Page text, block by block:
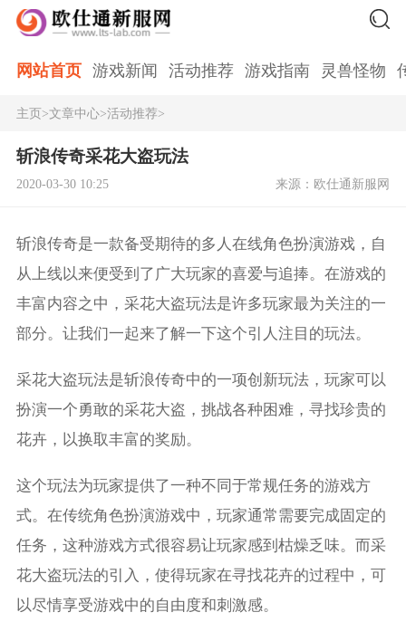
网站首页 游戏新闻 活动推荐 游戏指南 灵兽怪物
主页>文章中心>活动推荐>
斩浪传奇采花大盗玩法
2020-03-30 10:25 来源：欧仕通新服网
斩浪传奇是一款备受期待的多人在线角色扮演游戏，自
从上线以来便受到了广大玩家的喜爱与追捧。在游戏的
丰富内容之中，采花大盗玩法是许多玩家最为关注的一
部分。让我们一起来了解一下这个引人注目的玩法。
采花大盗玩法是斩浪传奇中的一项创新玩法，玩家可以
扮演一个勇敢的采花大盗，挑战各种困难，寻找珍贵的
花卉，以换取丰富的奖励。
这个玩法为玩家提供了一种不同于常规任务的游戏方
式。在传统角色扮演游戏中，玩家通常需要完成固定的
任务，这种游戏方式很容易让玩家感到枯燥乏味。而采
花大盗玩法的引入，使得玩家在寻找花卉的过程中，可
以尽情享受游戏中的自由度和刺激感。